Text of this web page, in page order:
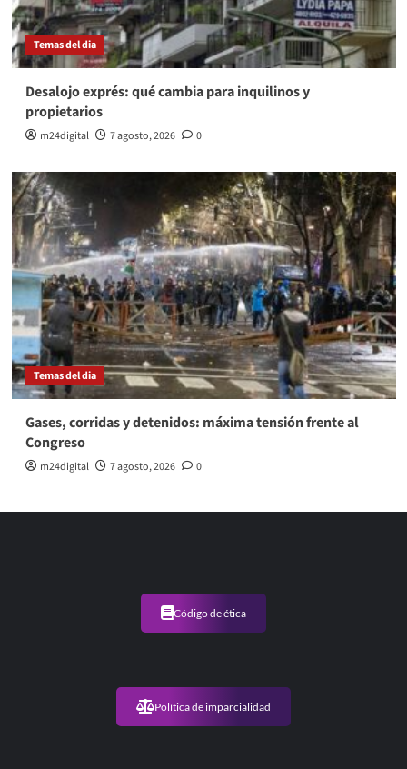
Temas del dia
Desalojo exprés: qué cambia para inquilinos y
propietarios
m24digital 7 agosto, 2026 0
Temas del dia
Gases, corridas y detenidos: máxima tensión frente al
Congreso
m24digital 7 agosto, 2026 0
Código de ética
Política de imparcialidad